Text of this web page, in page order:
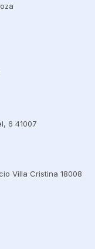
6 41007
Villa Cristina 18008